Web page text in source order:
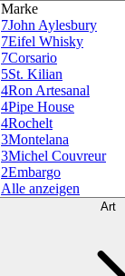
Marke
7John Aylesbury
7Eifel Whisky
7Corsario
5St. Kilian
4Ron Artesanal
4Pipe House
4Rochelt
3Montelana
3Michel Couvreur
2Embargo
Alle anzeigen
Art